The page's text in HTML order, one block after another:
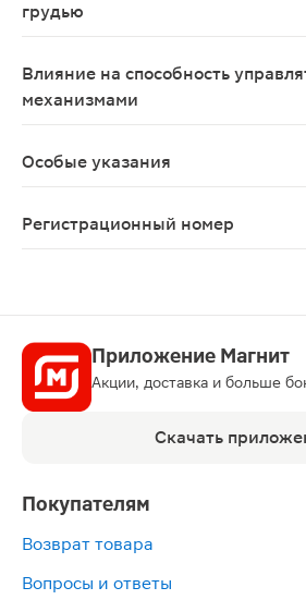
грудью
Влияние на способность
механизмами
Особые указания
Регистрационный номер
Приложение Магнит
Акции, доставка и больше
Скачать
Покупателям
Возврат товара
Вопросы и ответы